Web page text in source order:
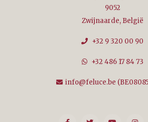
9052
Zwijnaarde, België
+32 9 320 00 90
+32 486 17 84 73
info@feluce.be